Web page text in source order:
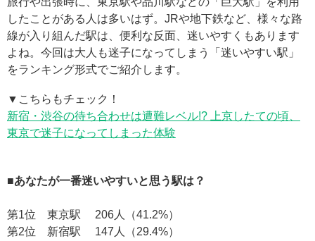
したことがある人は多いはず。JRや地下鉄など、様々な路
線が入り組んだ駅は、便利な反面、迷いやすくもあります
よね。今回は大人も迷子になってしまう「迷いやすい駅」
をランキング形式でご紹介します。
▼こちらもチェック！
新宿・渋谷の待ち合わせは遭難レベル!? 上京したての頃、
東京で迷子になってしまった体験
■あなたが一番迷いやすいと思う駅は？
第1位 東京駅 206人（41.2%）
第2位 新宿駅 147人（29.4%）